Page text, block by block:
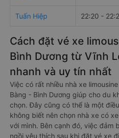
Tuấn Hiệp 22:20 -
Cách đặt vé xe
Bình Dương từ Vĩnh
nhanh và uy tín nhất
Việc có rất nhiều nhà xe
Bàng - Bình Dương giúp cho du
chọn. Đây cũng có thể là một
không biết nên chọn nhà xe có
với mình. Bên cạnh đó, việc đảm
ngồi yêu thích sau khi đặt vé xe